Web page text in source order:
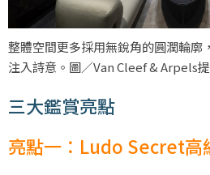
整體空間更多採用無銳角的圓潤輪廓
注入詩意。圖／Van Cleef & Arpels
三大鑑賞亮點
亮點一：Ludo Secret高